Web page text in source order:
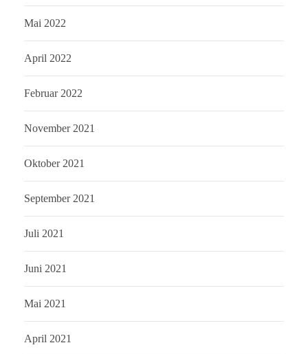
Mai 2022
April 2022
Februar 2022
November 2021
Oktober 2021
September 2021
Juli 2021
Juni 2021
Mai 2021
April 2021